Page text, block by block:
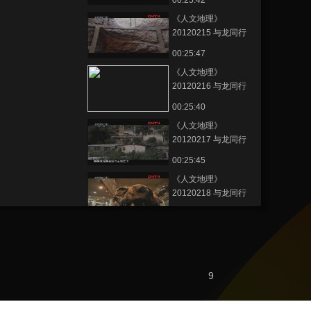
《人文地理》
20120215 与龙同行
00:25:47
《人文地理》
20120216 与龙同行
00:25:40
《人文地理》
20120217 与龙同行
00:25:45
《人文地理》
20120218 与龙同行
9